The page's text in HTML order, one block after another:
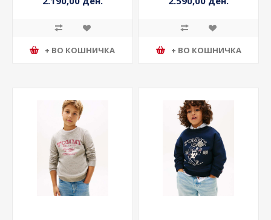
2.190,00 ден.
+ ВО КОШНИЧКА
2.590,00 ден.
+ ВО КОШНИЧКА